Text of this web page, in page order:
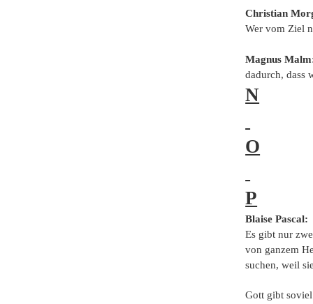
Christian
Wer vom Ziel
Magnus
dadurch, dass
N
O
P
Blaise Pascal:
Es gibt nur
von ganzem
suchen, weil
Gott gibt